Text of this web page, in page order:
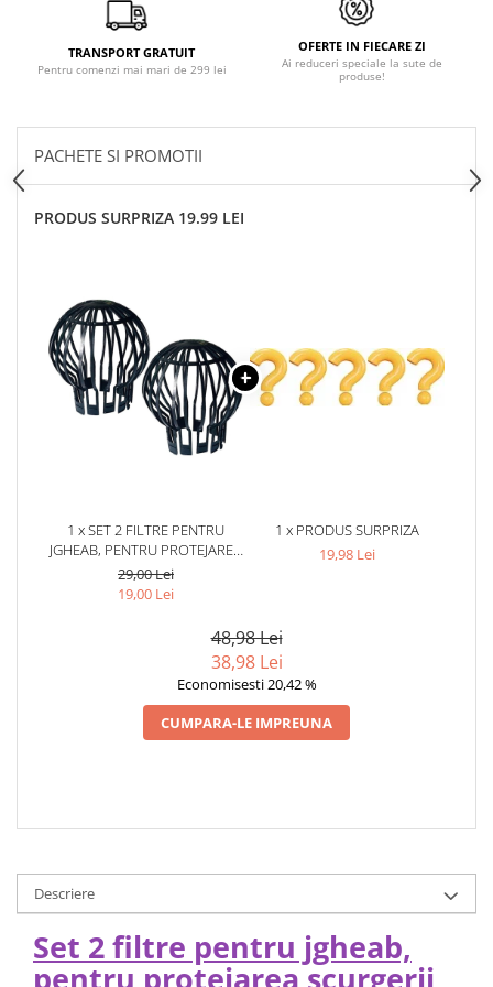
TRANSPORT GRATUIT
Pentru comenzi mai mari de 299 lei
OFERTE IN FIECARE ZI
Ai reduceri speciale la sute de
produse!
PACHETE SI PROMOTII
PRODUS SURPRIZA 19.99 LEI
1 x SET 2 FILTRE PENTRU
JGHEAB, PENTRU PROTEJAREA
SCURGERII SI MENTINEREA
FLUXULUI APEI, PLASTIC
NEGRU – SOLUTIE PRACTICA
INFUNDARII JGHEABURILOR
29,00 Lei
19,00 Lei
1 x PRODUS SURPRIZA
19,98 Lei
48,98 Lei
38,98 Lei
Economisesti 20,42 %
CUMPARA-LE IMPREUNA
Descriere
Set 2 filtre pentru jgheab,
pentru protejarea scurgerii